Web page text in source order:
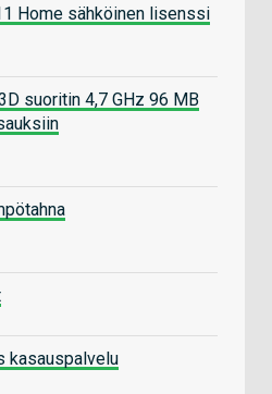
Home sähköinen lisenssi
suoritin 4,7 GHz 96 MB
kasauspalvelu